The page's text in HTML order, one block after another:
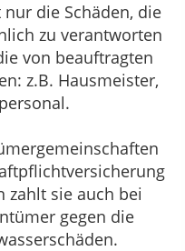
die Schäden, die
zu verantworten
von beauftragten
z.B. Hausmeister,
sie auch bei
gegen die